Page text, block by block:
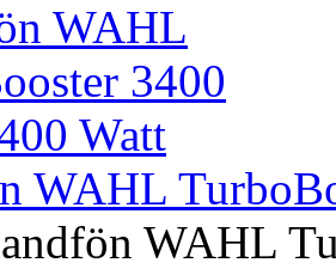
WAHL
WAHL